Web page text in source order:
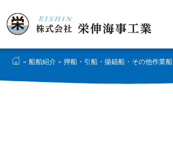
»船舶紹介 »押船・引船・揚錨船・その他作業船